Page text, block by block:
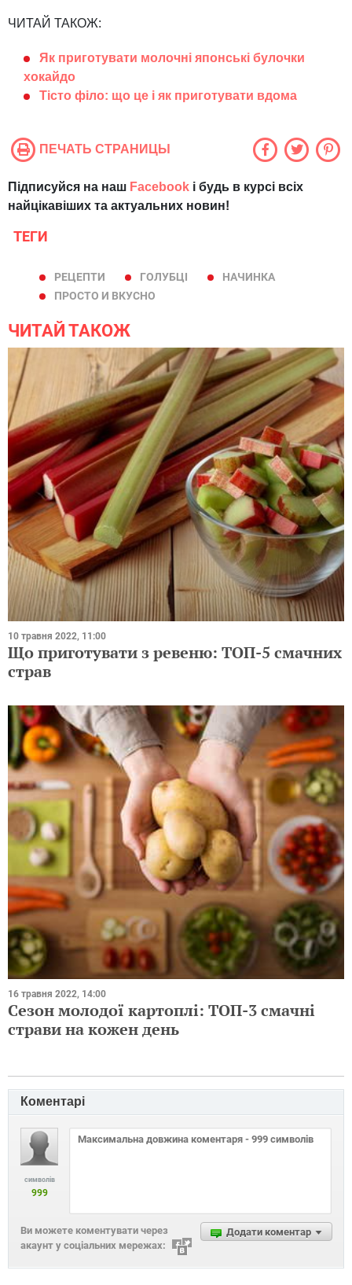
ЧИТАЙ ТАКОЖ:
Як приготувати молочні японські булочки
хокайдо
Тісто філо: що це і як приготувати вдома
ПЕЧАТЬ СТРАНИЦЫ
Підписуйся на наш Facebook і будь в курсі всіх
найцікавіших та актуальних новин!
ТЕГИ
РЕЦЕПТИ ГОЛУБЦІ
НАЧИНКА
ПРОСТО И ВКУСНО
ЧИТАЙ ТАКОЖ
10 травня 2022, 11:00
Що приготувати з ревеню: ТОП-5 смачних
страв
16 травня 2022, 14:00
Сезон молодої картоплі: ТОП-3 смачні
страви на кожен день
Коментарі
символів
999
Додати коментар
Ви можете коментувати через
акаунт у соціальних мережах: